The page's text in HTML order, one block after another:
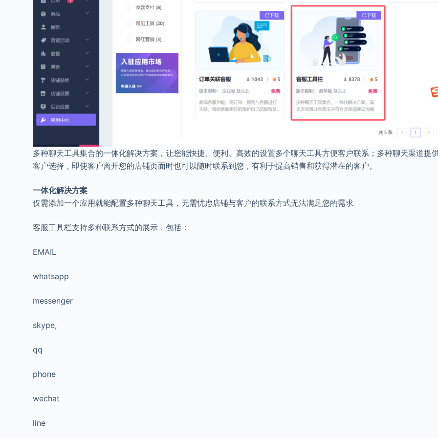
多种聊天工具集合的一体化解决方案，让您能快捷、便利、高效的设置多个聊天工具方便客户联系；多种聊天渠道提
客户选择，即使客户离开您的店铺页面时也可以随时联系到您，有利于提高销售和获得潜在的客户。
一体化解决方案
仅需添加一个应用就能配置多种聊天工具，无需忧虑店铺与客户的联系方式无法满足您的需求
客服工具栏支持多种联系方式的展示，包括：
EMAIL
whatsapp
messenger
skype,
qq
phone
wechat
line